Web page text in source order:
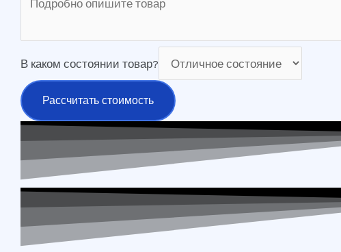
В каком состоянии товар?
Рассчитать стоимость